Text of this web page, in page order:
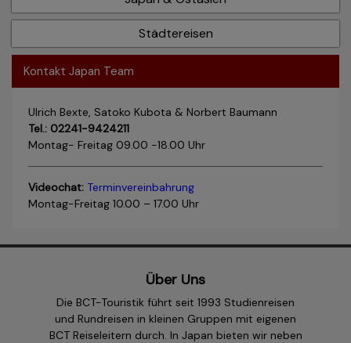
Städtereisen
Kontakt Japan Team
Ulrich Bexte, Satoko Kubota & Norbert Baumann
Tel.: 02241-9424211
Montag- Freitag 09.00 -18.00 Uhr
Videochat: Terminvereinbahrung
Montag-Freitag 10.00 – 17.00 Uhr
Über Uns
Die BCT-Touristik führt seit 1993 Studienreisen
und Rundreisen in kleinen Gruppen mit eigenen
BCT Reiseleitern durch. In Japan bieten wir neben